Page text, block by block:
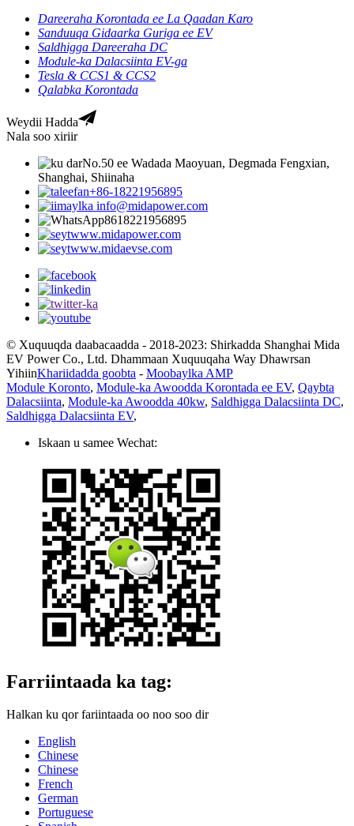
Dareeraha Korontada ee La Qaadan Karo
Sanduuqa Gidaarka Guriga ee EV
Saldhigga Dareeraha DC
Module-ka Dalacsiinta EV-ga
Tesla & CCS1 & CCS2
Qalabka Korontada
Weydii Hadda
Nala soo xiriir
No.50 ee Wadada Maoyuan, Degmada Fengxian,
Shanghai, Shiinaha
+86-18221956895
info@midapower.com
8618221956895
www.midapower.com
www.midaevse.com
© Xuquuqda daabacaadda - 2018-2023: Shirkadda Shanghai Mida
EV Power Co., Ltd. Dhammaan Xuquuqaha Way Dhawrsan
YihiinKhariidadda goobta - Moobaylka AMP
Module Koronto, Module-ka Awoodda Korontada ee EV, Qaybta
Dalacsiinta, Module-ka Awoodda 40kw, Saldhigga Dalacsiinta DC,
Saldhigga Dalacsiinta EV,
Iskaan u samee Wechat:
Farriintaada ka tag:
Halkan ku qor fariintaada oo noo soo dir
English
Chinese
Chinese
French
German
Portuguese